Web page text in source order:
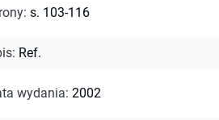
: s. 103-116
: Ref.
wydania: 2002